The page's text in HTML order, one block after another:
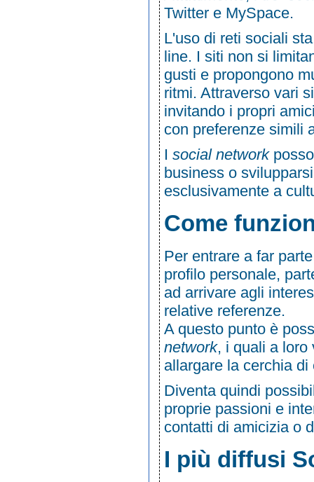
Twitter e MySpace.
L'uso di reti sociali
line. I siti non si
gusti e propongono
ritmi. Attraverso vari
invitando i propri
con preferenze simili
I social network
business o
esclusivamente a
Come
Per entrare a far
profilo personale,
ad arrivare agli
relative referenze.
A questo punto è
network, i quali a loro
allargare la cerchia
Diventa quindi
proprie passioni e
contatti di amicizia o
I più diffusi